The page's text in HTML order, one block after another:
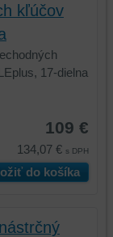
kľúčov
17-dielna
109 €
134,07 € s DPH
do košíka